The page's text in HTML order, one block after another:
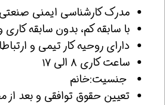
مدرک کارشناسی ایمنی
با سابقه کم، بدون سابقه کاری
دارای روحیه کار تیمی و
ساعت کاری ۸ الی ۱۷
جنسیت:خانم
تعیین حقوق توافقی و بعد از